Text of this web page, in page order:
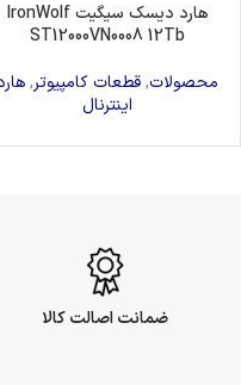
هارد دیسک سیگیت IronWolf
ST12000VN0008 12Tb
محصولات,قطعات کامپیوتر,
اینترنال
ضمانت اصالت کالا